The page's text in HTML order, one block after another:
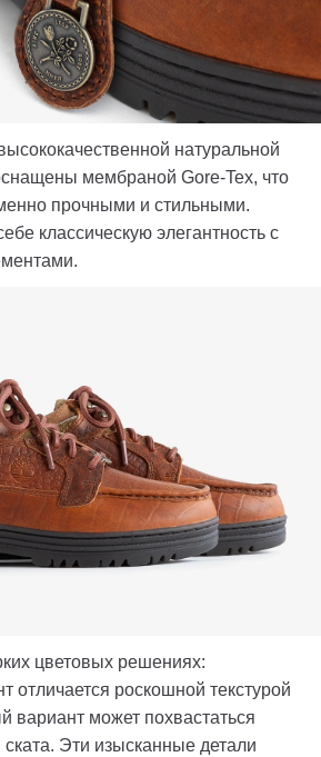
натуральной
мембраной Gore-Tex, что
прочными и стильными.
классическую элегантность с
цветовых решениях:
отличается роскошной текстурой
вариант может похвастаться
Эти изысканные детали